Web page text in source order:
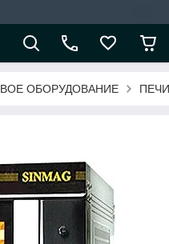
ОБОРУДОВАНИЕ